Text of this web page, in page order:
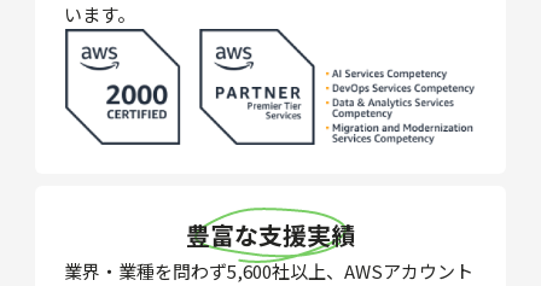
います。
豊富な支援実績
業界・業種を問わず5,600社以上、AWSアカウント